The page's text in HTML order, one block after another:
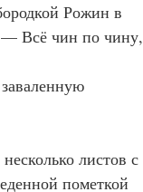
Рожин в
— Всё чин по чину,
листов с
пометкой